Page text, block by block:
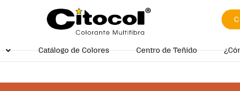
Catálogo de Colores Centro de Teñido